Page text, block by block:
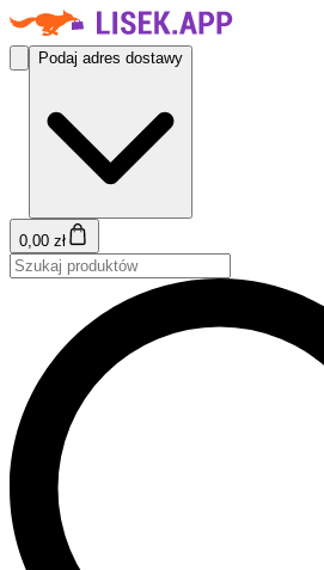
Podaj adres dostawy
0,00 zł